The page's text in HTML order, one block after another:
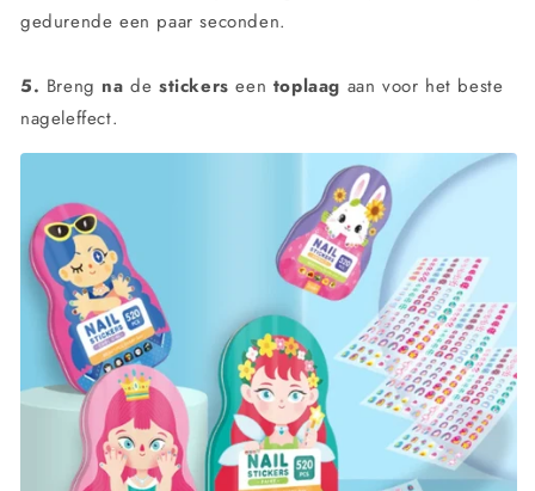
gedurende een paar seconden.
5. Breng na destickers een toplaag aan voor het beste
nageleffect.